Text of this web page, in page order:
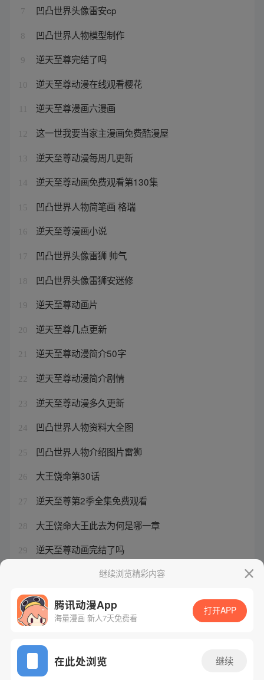
7 凹凸世界头像雷安cp
8 凹凸世界人物模型制作
9 逆天至尊完结了吗
10 逆天至尊动漫在线观看樱花
逆天至尊漫画六漫画
12 这一世我要当家主漫画免费酷漫屋
13 逆天至尊动漫每周几更新
14 逆天至尊动画免费观看第130集
15 凹凸世界人物简笔画 格瑞
16 逆天至尊漫画小说
17 凹凸世界头像雷狮 帅气
18 凹凸世界头像雷狮安迷修
19 逆天至尊动画片
20 逆天至尊几点更新
21 逆天至尊动漫简介50字
22 逆天至尊动漫简介剧情
23 逆天至尊动漫多久更新
24 凹凸世界人物资料大全图
25 凹凸世界人物介绍图片雷狮
26 大王饶命第30话
27 逆天至尊第2季全集免费观看
28 大王饶命大王此去为何是哪一章
29 逆天至尊动画完结了吗
逆天至尊好不好看继续浏览精彩内容
腾讯动漫App
海量漫画 新人7天免费看
打开APP
在此处浏览 继续
网站备案/许可证号：粤B2-20090059-5
Copyright©1998 - 2026 Tencent. All Rights Reserved